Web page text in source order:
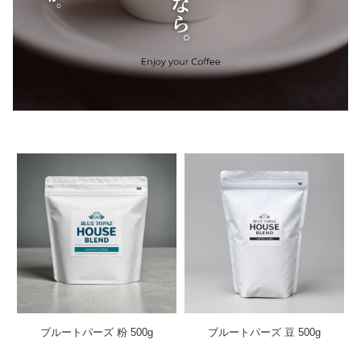
ブルートパーズ 粉 500g ブルートパーズ 豆 500g